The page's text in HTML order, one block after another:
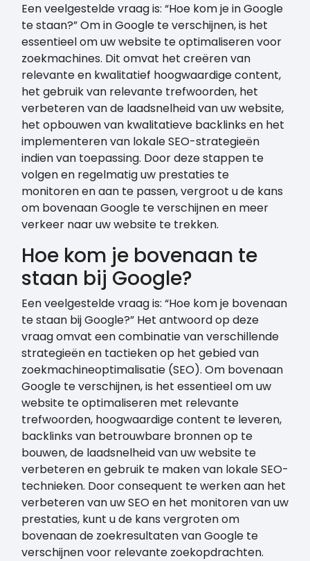
Een veelgestelde vraag is: “Hoe kom je in Google
te staan?” Om in Google te verschijnen, is het
essentieel om uw website te optimaliseren voor
zoekmachines. Dit omvat het creëren van
relevante en kwalitatief hoogwaardige content,
het gebruik van relevante trefwoorden, het
verbeteren van de laadsnelheid van uw website,
het opbouwen van kwalitatieve backlinks en het
implementeren van lokale SEO-strategieën
indien van toepassing. Door deze stappen te
volgen en regelmatig uw prestaties te
monitoren en aan te passen, vergroot u de kans
om bovenaan Google te verschijnen en meer
verkeer naar uw website te trekken.
Hoe kom je bovenaan te
staan bij Google?
Een veelgestelde vraag is: “Hoe kom je bovenaan
te staan bij Google?” Het antwoord op deze
vraag omvat een combinatie van verschillende
strategieën en tactieken op het gebied van
zoekmachineoptimalisatie (SEO). Om bovenaan
Google te verschijnen, is het essentieel om uw
website te optimaliseren met relevante
trefwoorden, hoogwaardige content te leveren,
backlinks van betrouwbare bronnen op te
bouwen, de laadsnelheid van uw website te
verbeteren en gebruik te maken van lokale SEO-
technieken. Door consequent te werken aan het
verbeteren van uw SEO en het monitoren van uw
prestaties, kunt u de kans vergroten om
bovenaan de zoekresultaten van Google te
verschijnen voor relevante zoekopdrachten.